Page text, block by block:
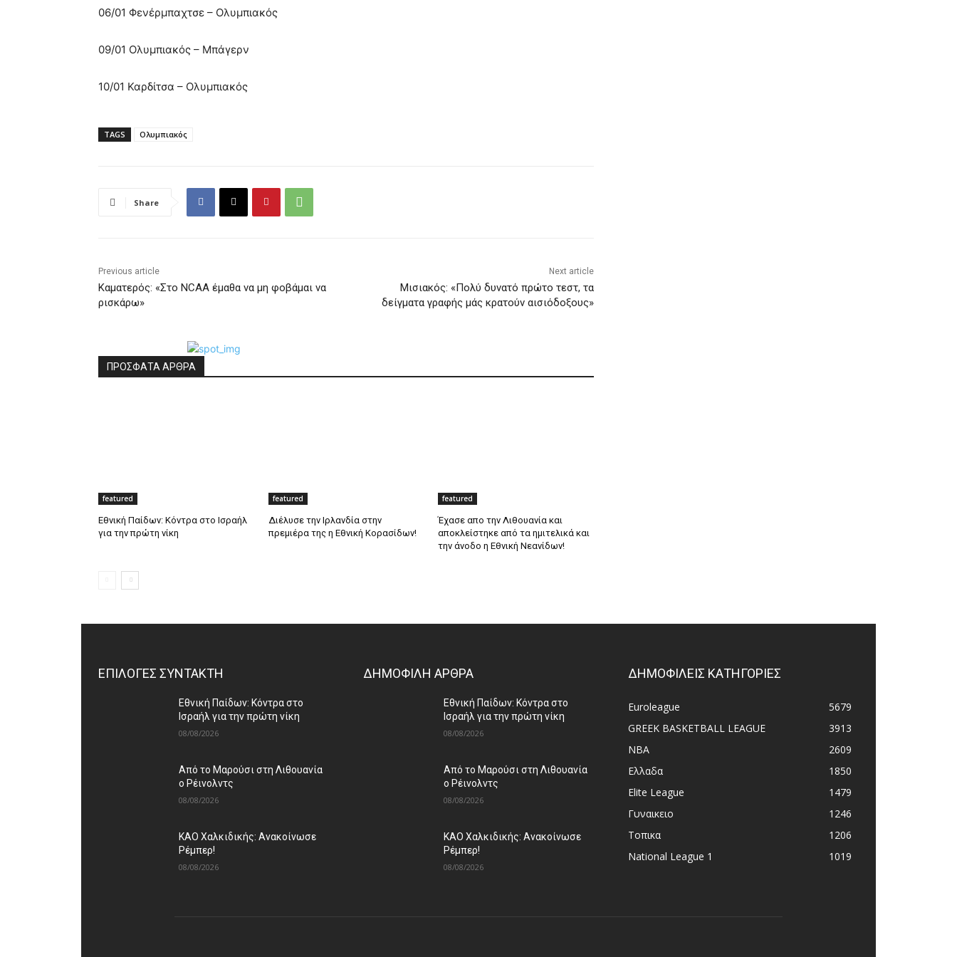
06/01 Φενέρμπαχτσε – Ολυμπιακός
09/01 Ολυμπιακός – Μπάγερν
10/01 Καρδίτσα – Ολυμπιακός
TAGS Ολυμπιακός
Share
Previous article
Καματερός: «Στο NCAA έμαθα να μη φοβάμαι να
ρισκάρω»
Next article
Μισιακός: «Πολύ δυνατό πρώτο τεστ, τα
δείγματα γραφής μάς κρατούν αισιόδοξους»
ΠΡΟΣΦΑΤΑ ΑΡΘΡΑ
featured
Εθνική Παίδων: Κόντρα στο Ισραήλ
για την πρώτη νίκη
featured
Διέλυσε την Ιρλανδία στην
πρεμιέρα της η Εθνική Κορασίδων!
featured
Έχασε απο την Λιθουανία και
αποκλείστηκε από τα ημιτελικά και
την άνοδο η Εθνική Νεανίδων!
ΕΠΙΛΟΓΕΣ ΣΥΝΤΑΚΤΗ
Εθνική Παίδων: Κόντρα στο
Ισραήλ για την πρώτη νίκη
08/08/2026
Από το Μαρούσι στη Λιθουανία
ο Ρέινολντς
08/08/2026
ΚΑΟ Χαλκιδικής: Ανακοίνωσε
Ρέμπερ!
08/08/2026
ΔΗΜΟΦΙΛΗ ΑΡΘΡΑ
Εθνική Παίδων: Κόντρα στο
Ισραήλ για την πρώτη νίκη
08/08/2026
Από το Μαρούσι στη Λιθουανία
ο Ρέινολντς
08/08/2026
ΚΑΟ Χαλκιδικής: Ανακοίνωσε
Ρέμπερ!
08/08/2026
ΔΗΜΟΦΙΛΕΙΣ ΚΑΤΗΓΟΡΙΕΣ
Euroleague
5679
GREEK BASKETBALL LEAGUE
3913
NBA
2609
Ελλαδα
1850
Elite League
1479
Γυναικειο
1246
Τοπικα
1206
National League 1
1019